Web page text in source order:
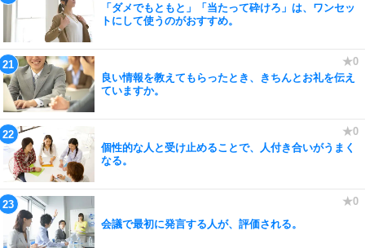
「ダメでもともと」「当たって砕けろ」は、ワンセッ
トにして使うのがおすすめ。
良い情報を教えてもらったとき、きちんとお礼を伝え
ていますか。
個性的な人と受け止めることで、人付き合いがうまく
なる。
会議で最初に発言する人が、評価される。